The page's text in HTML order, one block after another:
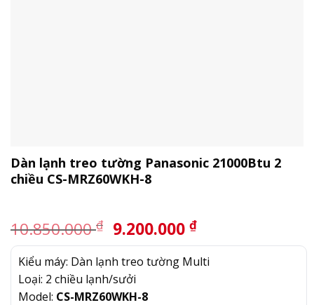
Dàn lạnh treo tường Panasonic 21000Btu 2
chiều CS-MRZ60WKH-8
10.850.000₫ Giá
gốc
là:
10.850.000 ₫.
9.200.000 ₫Giá
hiện
tại
Kiểu máy: Dàn lạnh treo tường Multi
Loại: 2 chiều lạnh/sưởi
Model: CS-MRZ60WKH-8